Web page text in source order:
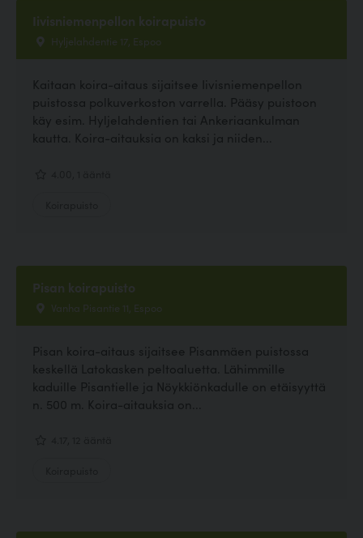
Iivisniemenpellon koirapuisto
Hyljelahdentie 17, Espoo
Kaitaan koira-aitaus sijaitsee Iivisniemenpellon
puistossa polkuverkoston varrella. Pääsy puistoon
käy esim. Hyljelahdentien tai Ankeriaankulman
kautta. Koira-aitauksia on kaksi ja niiden...
Pisan koirapuisto
Vanha Pisantie 11, Espoo
Pisan koira-aitaus sijaitsee Pisanmäen puistossa
keskellä Latokasken peltoaluetta. Lähimmille
kaduille Pisantielle ja Nöykkiönkadulle on etäisyyttä
n. 500 m. Koira-aitauksia on...